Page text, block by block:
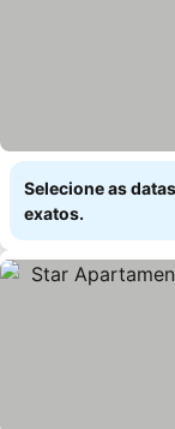
Selecione as
exatos.